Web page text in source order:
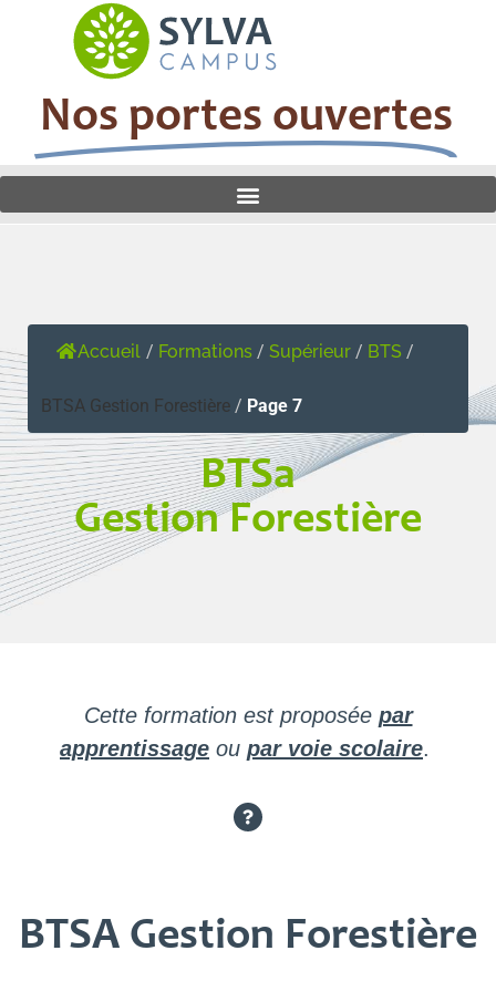
Nos portes ouvertes
Accueil / Formations / Supérieur / BTS /
BTSA Gestion Forestière / Page 7
BTSa
Gestion Forestière
Cette formation est proposée par
apprentissage ou par voie scolaire.
BTSA Gestion Forestière